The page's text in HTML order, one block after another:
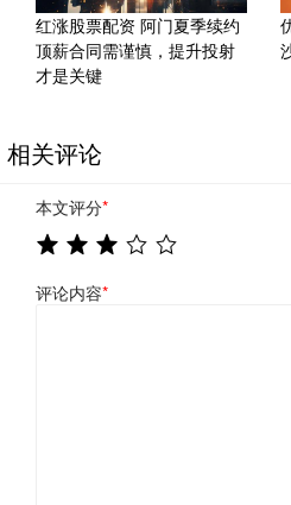
红涨股票配资 阿门夏季续约
顶薪合同需谨慎，提升投射
才是关键
相关评论
本文评分*
评论内容*